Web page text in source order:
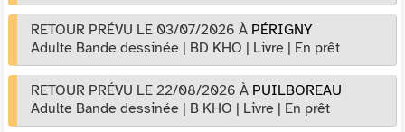
RETOUR PRÉVU LE 03/07/2026 À PÉRIGNY
Adulte Bande dessinée | BD KHO | Livre | En prêt
RETOUR PRÉVU LE 22/08/2026 À PUILBOREAU
Adulte Bande dessinée | B KHO | Livre | En prêt